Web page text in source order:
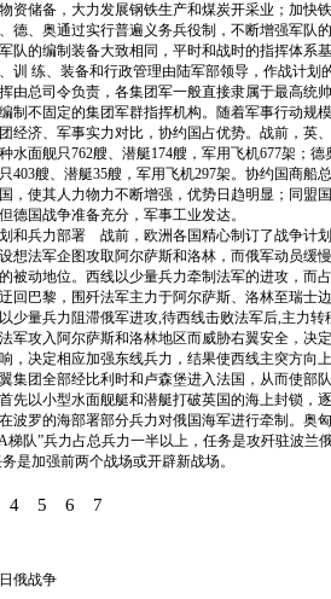
资储备，大力发展钢铁生产和煤炭开采业；加快
、奥通过实行普遍义务兵役制，不断增强军队
队的编制装备大致相同，平时和战时的指挥体系
训 练、装备和行政管理由陆军部领导，作战计
由总司令负责，各集团军一般直接隶属于最高统
制不固定的集团军群指挥机构。随着军事行动规
济、军事实力对比，协约国占优势。战前，英、
水面舰只762艘、潜艇174艘，军用飞机677架；
403艘、潜艇35艘，军用飞机297架。协约国商船
，使其人力物力不断增强，优势日趋明显；同盟
德国战争准备充分，军事工业发达。
兵力部署 战前，欧洲各国精心制订了战争计划
想法军企图攻取阿尔萨斯和洛林，而俄军动员缓
被动地位。西线以少量兵力牵制法军的进攻，而
回巴黎，围歼法军主力于阿尔萨斯、洛林至瑞士
少量兵力阻滞俄军进攻,待西线击败法军后,主力
军攻入阿尔萨斯和洛林地区而威胁右翼安全，决
，决定相应加强东线兵力，结果使西线主突方向
集团全部经比利时和卢森堡进入法国，从而使部
先以小型水面舰艇和潜艇打破英国的海上封锁，
波罗的海部署部分兵力对俄国海军进行牵制。奥
梯队”兵力占总兵力一半以上，任务是攻歼驻波兰
是加强前两个战场或开辟新战场。
4 5 6 7
日俄战争